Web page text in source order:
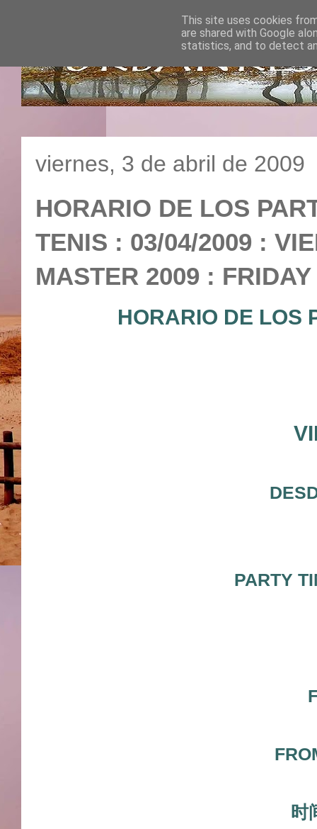
viernes, 3 de abril de 2009
HORARIO DE LOS
TENIS : 03/04/2009 :
MASTER 2009 :
HORARIO DE LOS
PARTY
时
This site uses cookies
are shared with Google
statistics, and to detect